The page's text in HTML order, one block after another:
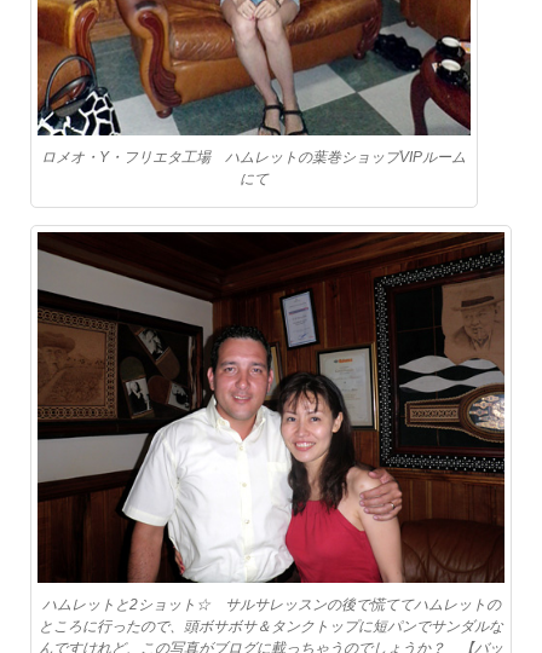
ロメオ・Y・フリエタ工場 ハムレットの葉巻ショップVIPルーム
にて
ハムレットと2ショット☆ サルサレッスンの後で慌ててハムレットの
ところに行ったので、頭ボサボサ＆タンクトップに短パンでサンダルな
んですけれど、この写真がブログに載っちゃうのでしょうか？ 【バッ